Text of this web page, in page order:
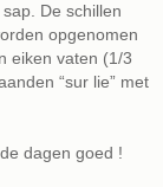
De schillen
opgenomen
eiken vaten (1/3
“sur lie” met
dagen goed !